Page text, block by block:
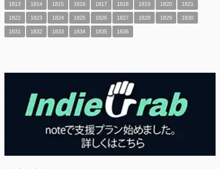
1813 1814 1815 1816 1817 1818 1819 1820 1821
1822 1823 1824 1825 1826 1827 1828 1829 1830
1831 1832 1833 1834 1835 1836